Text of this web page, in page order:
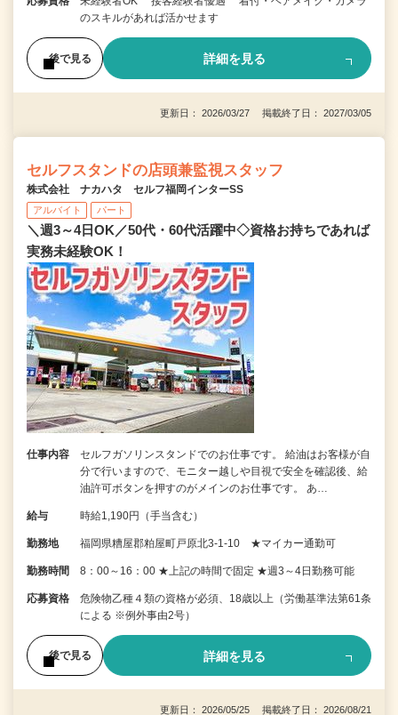
のスキルがあれば活かせます
後で見る 詳細を見る
更新日： 2026/03/27 掲載終了日： 2027/03/05
セルフスタンドの店頭兼監視スタッフ
株式会社 ナカハタ セルフ福岡インターSS
アルバイト パート
＼週3～4日OK／50代・60代活躍中◇資格お持ちであれば
実務未経験OK！
仕事内容
セルフガソリンスタンドでのお仕事です。 給油はお客様が自
分で行いますので、モニター越しや目視で安全を確認後、給
油許可ボタンを押すのがメインのお仕事です。 あ…
給与 時給1,190円（手当含む）
勤務地 福岡県糟屋郡粕屋町戸原北3-1-10 ★マイカー通勤可
勤務時間 8：00～16：00 ★上記の時間で固定 ★週3～4日勤務可能
応募資格
危険物乙種４類の資格が必須、18歳以上（労働基準法第61条
による ※例外事由2号）
後で見る 詳細を見る
更新日： 2026/05/25 掲載終了日： 2026/08/21